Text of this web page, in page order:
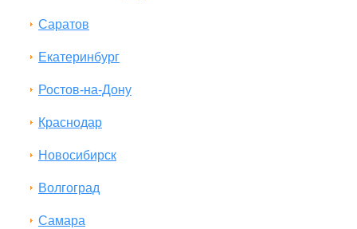
Саратов
Екатеринбург
Ростов-на-Дону
Краснодар
Новосибирск
Волгоград
Самара